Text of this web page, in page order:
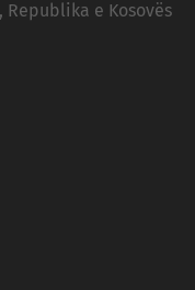
Republika e Kosovës